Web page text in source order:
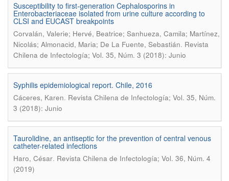
Susceptibility to first-generation Cephalosporins in
Enterobacteriaceae isolated from urine culture according to
CLSI and EUCAST breakpoints
Corvalán, Valerie; Hervé, Beatrice; Sanhueza, Camila; Martínez,
Nicolás; Almonacid, Maria; De La Fuente, Sebastián. Revista
Chilena de Infectología; Vol. 35, Núm. 3 (2018): Junio
Syphilis epidemiological report. Chile, 2016
Cáceres, Karen. Revista Chilena de Infectología; Vol. 35, Núm.
3 (2018): Junio
Taurolidine, an antiseptic for the prevention of central venous
catheter-related infections
Haro, César. Revista Chilena de Infectología; Vol. 36, Núm. 4
(2019)